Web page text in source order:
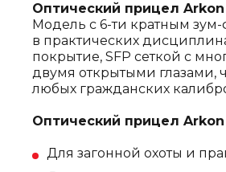
Оптический прицел Arkon
Модель с 6-ти кратным зум-
в практических
покрытие, SFP сеткой с
двумя открытыми глазами,
любых гражданских
Оптический прицел
Для загонной охоты и